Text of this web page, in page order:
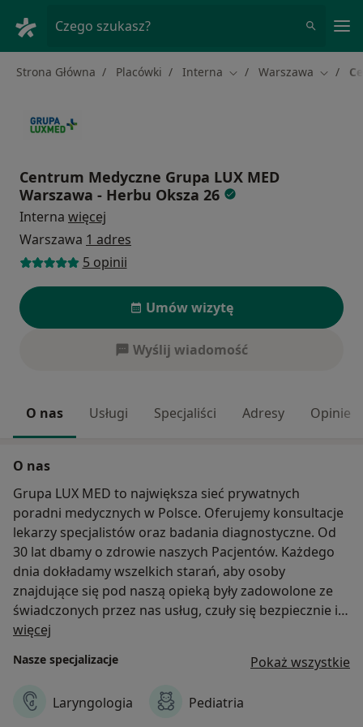
Czego szukasz?
Strona Główna Placówki Interna Zmień miasto
Warszawa Zmień
Centrum Medyczne Grupa LUX MED
Warszawa - Herbu Oksza 26
Interna więcej
Warszawa 1 adres
5 opinii
Umów wizytę
Wyślij wiadomość
O nas Usługi Specjaliści Adresy Opinie
O nas
Grupa LUX MED to największa sieć prywatnych
poradni medycznych w Polsce. Oferujemy konsultacje
lekarzy specjalistów oraz badania diagnostyczne. Od
30 lat dbamy o zdrowie naszych Pacjentów. Każdego
dnia dokładamy wszelkich starań, aby osoby
znajdujące się pod naszą opieką były zadowolone ze
świadczonych przez nas usług, czuły się bezpiecznie i
wiedziały, że mogą liczyć na pomoc i poradę
okazywanemu nam przez Pacjentów przez te
wszystkie lata, dzięki naszej codziennej pracy
wykonywanej profesjonalnie i z zaangażowaniem dziś
więcej
Nasze specjalizacje Pokaż wszystkie
Laryngologia Pediatria